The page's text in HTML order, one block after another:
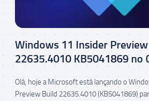
Windows 11 Insider
22635.4010 KB5041869 no
Olá, hoje a Microsoft está lançando o
Preview Build 22635.4010 (KB5041869)